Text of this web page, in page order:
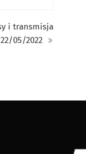
i transmisja
22/05/2022